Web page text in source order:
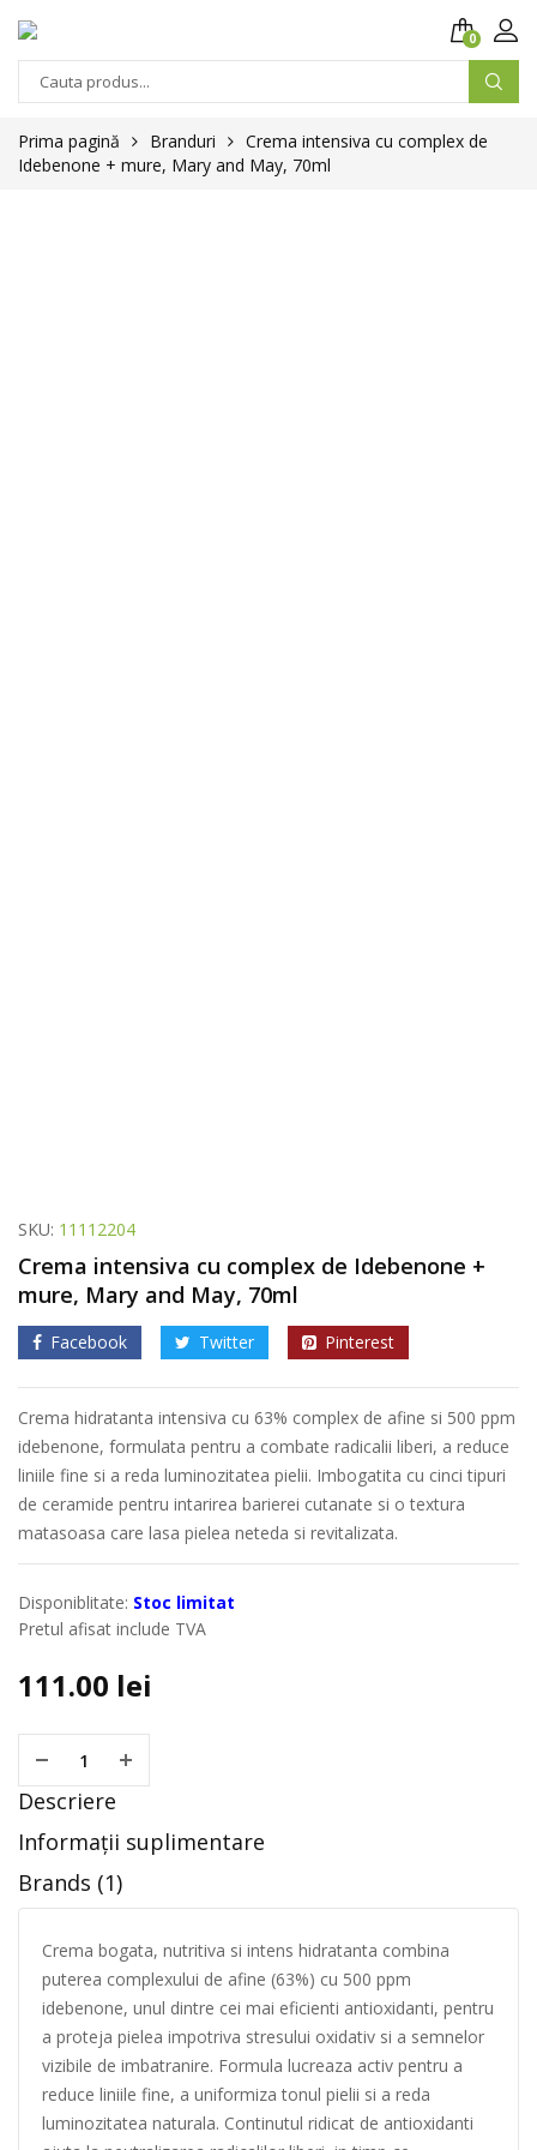
0
Prima pagină Branduri
Crema intensiva cu complex de
Idebenone + mure, Mary and May, 70ml
SKU: 11112204
Crema intensiva cu complex de Idebenone +
mure, Mary and May, 70ml
Facebook Twitter Pinterest
Crema hidratanta intensiva cu 63% complex de afine si 500 ppm
idebenone, formulata pentru a combate radicalii liberi, a reduce
liniile fine si a reda luminozitatea pielii. Imbogatita cu cinci tipuri
de ceramide pentru intarirea barierei cutanate si o textura
matasoasa care lasa pielea neteda si revitalizata.
Disponiblitate: Stoc limitat
Pretul afisat include TVA
111.00 lei
Descriere
Informații suplimentare
Brands (1)
Crema bogata, nutritiva si intens hidratanta combina
puterea complexului de afine (63%) cu 500 ppm
idebenone, unul dintre cei mai eficienti antioxidanti, pentru
a proteja pielea impotriva stresului oxidativ si a semnelor
vizibile de imbatranire. Formula lucreaza activ pentru a
reduce liniile fine, a uniformiza tonul pielii si a reda
luminozitatea naturala. Continutul ridicat de antioxidanti